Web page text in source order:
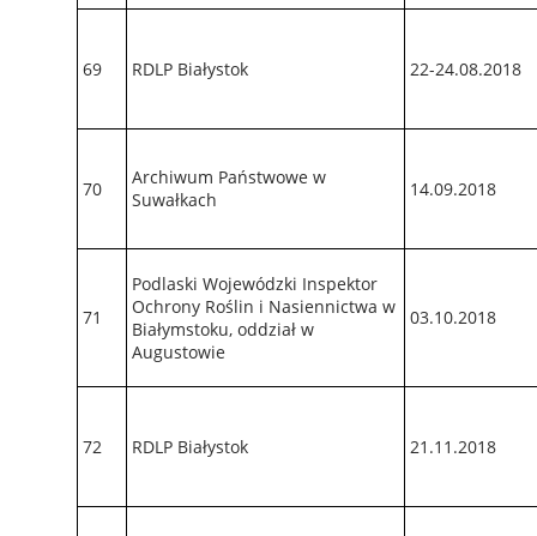
69 RDLP Białystok 22-24.08.2018
70
Archiwum Państwowe w
Suwałkach
14.09.2018
71
Podlaski Wojewódzki Inspektor
Ochrony Roślin i Nasiennictwa w
Białymstoku, oddział w
Augustowie
03.10.2018
72 RDLP Białystok 21.11.2018